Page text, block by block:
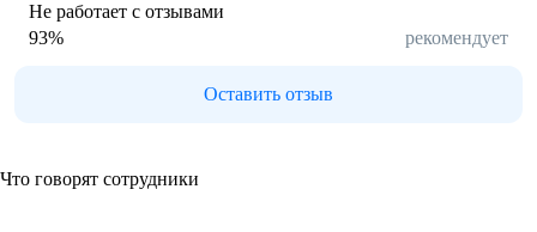
Не работает с отзывами
93% рекомендует
Оставить отзыв
Что говорят сотрудники